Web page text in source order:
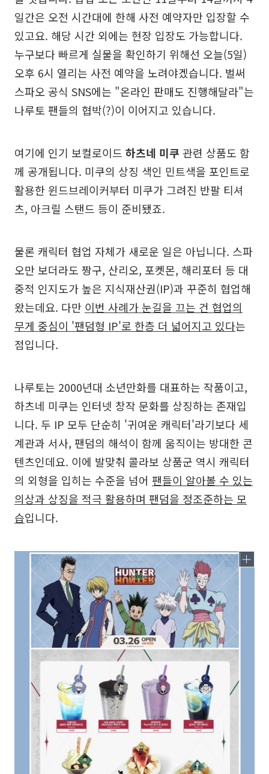
일간은 오전 시간대에 한해 사전 예약자만 입장할 수
있고요. 해당 시간 외에는 현장 입장도 가능합니다.
누구보다 빠르게 실물을 확인하기 위해선 오늘(5일)
오후 6시 열리는 사전 예약을 노려야겠습니다. 벌써
스파오 공식 SNS에는 "온라인 판매도 진행해달라"는
나루토 팬들의 협박(?)이 이어지고 있습니다.
여기에 인기 보컬로이드 하츠네 미쿠 관련 상품도 함
께 공개됩니다. 미쿠의 상징 색인 민트색을 포인트로
활용한 윈드브레이커부터 미쿠가 그려진 반팔 티셔
츠, 아크릴 스탠드 등이 준비됐죠.
물론 캐릭터 협업 자체가 새로운 일은 아닙니다. 스파
오만 보더라도 짱구, 산리오, 포켓몬, 해리포터 등 대
중적 인지도가 높은 지식재산권(IP)과 꾸준히 협업해
왔는데요. 다만 이번 사례가 눈길을 끄는 건 협업의
무게 중심이 '팬덤형 IP'로 한층 더 넓어지고 있다는
점입니다.
나루토는 2000년대 소년만화를 대표하는 작품이고,
하츠네 미쿠는 인터넷 창작 문화를 상징하는 존재입
니다. 두 IP 모두 단순히 '귀여운 캐릭터'라기보다 세
계관과 서사, 팬덤의 해석이 함께 움직이는 방대한 콘
텐츠인데요. 이에 발맞춰 콜라보 상품군 역시 캐릭터
의 외형을 입히는 수준을 넘어 팬들이 알아볼 수 있는
의상과 상징을 적극 활용하며 팬덤을 정조준하는 모
습입니다.